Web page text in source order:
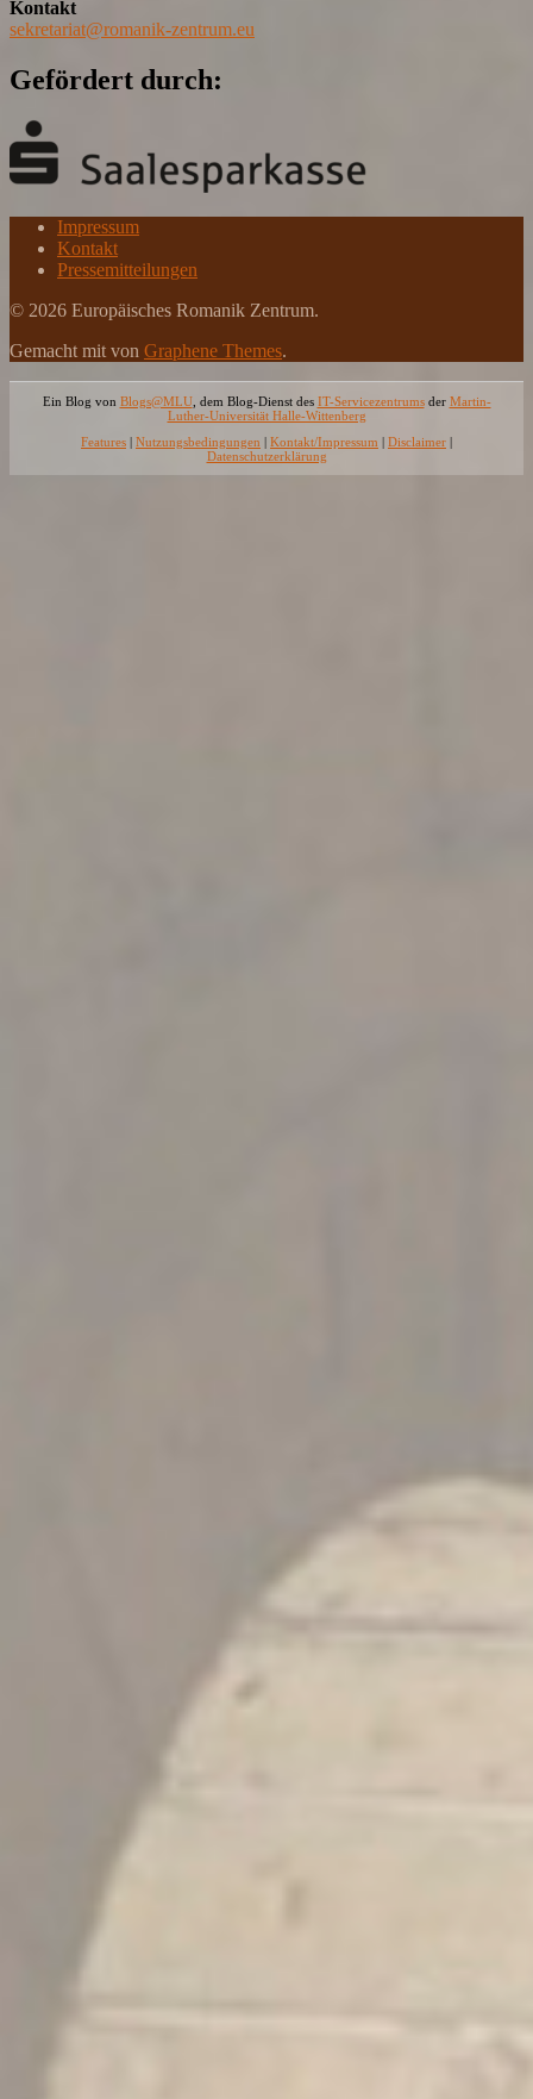
Kontakt
sekretariat@romanik-zentrum.eu
Gefördert durch:
Impressum
Kontakt
Pressemitteilungen
© 2026 Europäisches Romanik Zentrum.
Gemacht mitvon Graphene Themes.
Ein Blog von Blogs@MLU, dem Blog-Dienst des IT-Servicezentrumsder Martin-
Luther-Universität Halle-Wittenberg
Features
Nutzungsbedingungen Kontakt/Impressum Disclaimer
Datenschutzerklärung